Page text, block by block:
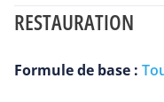
RESTAURATION
Formule de base :